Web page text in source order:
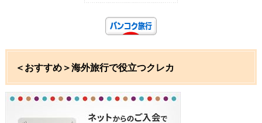
＜おすすめ＞海外旅行で役立つクレカ